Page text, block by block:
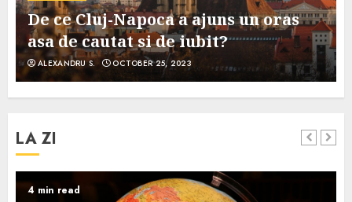
De ce Cluj-Napoca a ajuns un oras
asa de cautat si de iubit?
ALEXANDRU S. OCTOBER 25, 2023
LA ZI
4 min read